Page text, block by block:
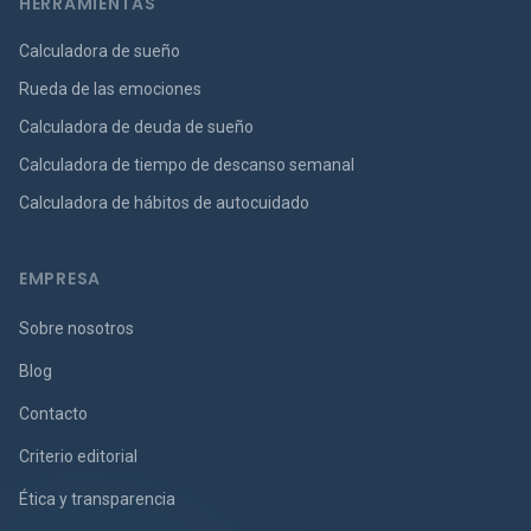
Calculadora de sueño
Rueda de las emociones
Calculadora de deuda de sueño
Calculadora de tiempo de descanso semanal
Calculadora de hábitos de autocuidado
EMPRESA
Sobre nosotros
Blog
Contacto
Criterio editorial
Ética y transparencia